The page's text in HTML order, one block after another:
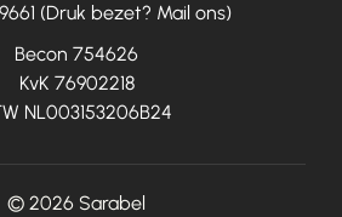
(Druk bezet? Mail ons)
Becon 754626
KvK 76902218
NL003153206B24
© 2026 Sarabel